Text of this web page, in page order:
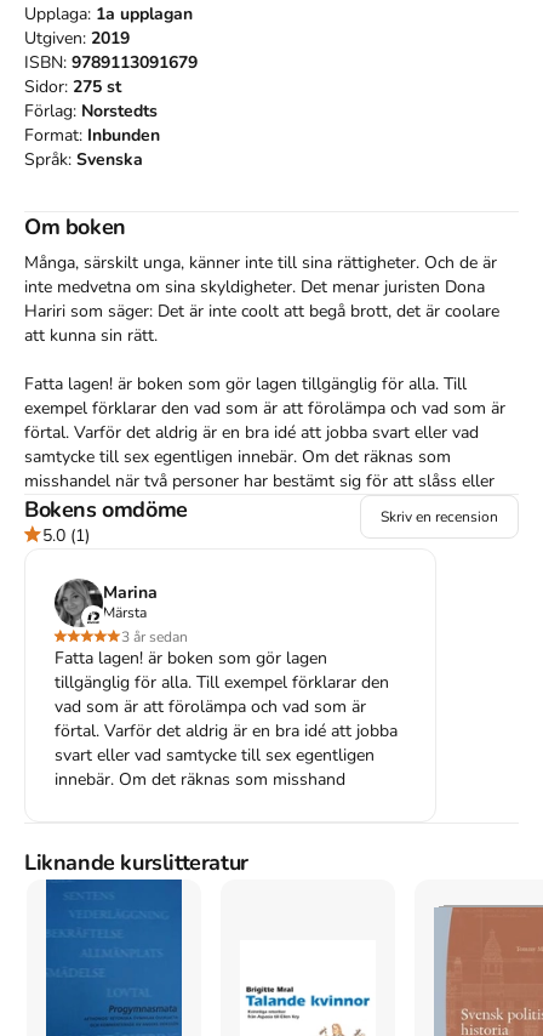
Upplaga: 1a upplagan
Utgiven: 2019
ISBN: 9789113091679
Sidor: 275 st
Förlag: Norstedts
Format: Inbunden
Språk: Svenska
Om boken
Många, särskilt unga, känner inte till sina rättigheter. Och de är
inte medvetna om sina skyldigheter. Det menar juristen Dona
Hariri som säger: Det är inte coolt att begå brott, det är coolare
att kunna sin rätt.
Fatta lagen! är boken som gör lagen tillgänglig för alla. Till
exempel förklarar den vad som är att förolämpa och vad som är
förtal. Varför det aldrig är en bra idé att jobba svart eller vad
samtycke till sex egentligen innebär. Om det räknas som
misshandel när två personer har bestämt sig för att slåss eller
om en polis har rätt att trycka upp dig mot en vägg och visitera
dig.
Juridik anses ofta svårt och krångligt, men här kommer lagen
förklarad på ett sätt som alla kan förstå. Unga blir ofta utsatta
för brott och med hjälp av den här boken ska du veta vad som
gäller när - eller helst innan - du hamnar i en rättssituation.
Områden som beskrivs är framför allt sådana som unga
människor berörs av; immaterialrätt, sexualbrott, misshandel,
väktares befogenheter, narkotika, olaga hot, stöld och
diskriminering, men även juridik kring bostäder och civil olydnad.
Åtkomstkoder och digitalt tilläggsmaterial garanteras inte
med begagnade böcker
Mer om Fatta lagen! : från hatbrott till snatteri och
Bokens omdöme
5.0 (1)
Skriv en recension
Marina
Märsta
3 år sedan
Fatta lagen! är boken som gör lagen
tillgänglig för alla. Till exempel förklarar den
vad som är att förolämpa och vad som är
förtal. Varför det aldrig är en bra idé att jobba
svart eller vad samtycke till sex egentligen
innebär. Om det räknas som misshand
Liknande kurslitteratur